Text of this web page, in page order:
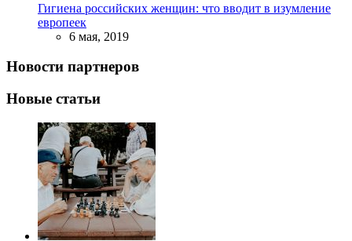
Гигиена российских женщин: что вводит в изумление
европеек
6 мая, 2019
Новости партнеров
Новые статьи